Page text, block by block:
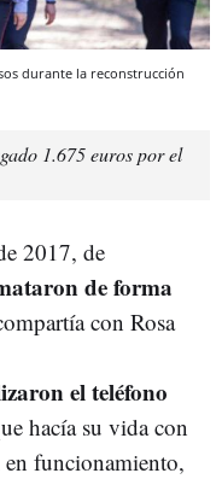
durante la reconstrucción
1.675 euros por el
2017, de
de forma
con Rosa
el teléfono
hacía su vida con
funcionamiento,